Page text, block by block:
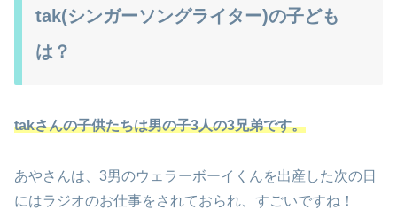
tak(シンガーソングライター)の子ども
は？
takさんの子供たちは男の子3人の3兄弟です。
あやさんは、3男のウェラーボーイくんを出産した次の日
にはラジオのお仕事をされておられ、すごいですね！